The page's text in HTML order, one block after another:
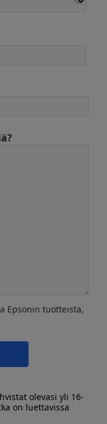
Epsonin tuotteista,
olevasi yli 16-
on luettavissa